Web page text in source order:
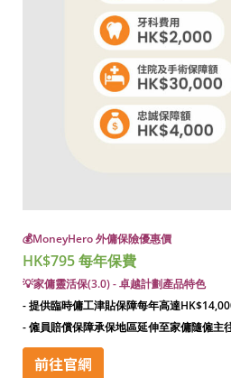
💰MoneyHero 外傭保險優惠價
HK$795 每年保費
💡家傭靈活保(3.0) - 卓越計劃產品特色
- 提供臨時傭工津貼保障每年高達
- 僱員賠償保障承保地區延伸至家傭隨僱主